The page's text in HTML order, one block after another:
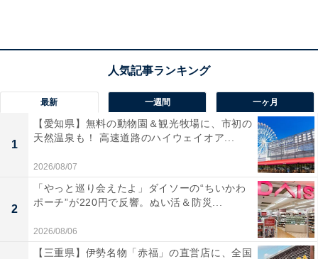
最新 一週間 一ヶ月
1
【愛知県】無料の動物園＆観光牧場に、市初の
天然温泉も！ 高速道路のハイウェイオア...
2026/08/07
2
「やっと巡り会えたよ」ダイソーの“ちいかわ
ポーチ”が220円で反響。ぬい活＆防災...
2026/08/06
【三重県】伊勢名物「赤福」の直営店に、全国